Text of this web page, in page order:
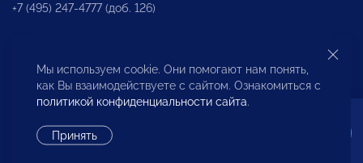
+7 (495) 247-4777 (доб. 126)
Бюро по защите прав предпринимателей и
инвесторов
Мы используем cookie. Они помогают нам понять,
как Вы взаимодействуете с сайтом. Ознакомиться с
политикой конфиденциальности сайта.
Принять